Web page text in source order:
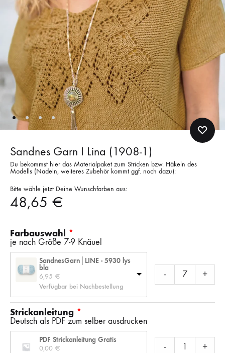
Sandnes Garn I Lina (1908-1)
Du bekommst hier das Materialpaket zum Stricken bzw. Häkeln des
Modells (Nadeln, weiteres Zubehör kommt ggf. noch dazu):
Bitte wähle jetzt Deine Wunschfarben aus:
48,65 €
Farbauswahl
je nach Größe 7-9 Knäuel
SandnesGarn│LINE - 5930 lys
bla
6,95 €
Verfügbar bei Nachbestellung
- +
Strickanleitung
Deutsch als PDF zum selber ausdrucken
PDF Strickanleitung Gratis
0,00 € - +